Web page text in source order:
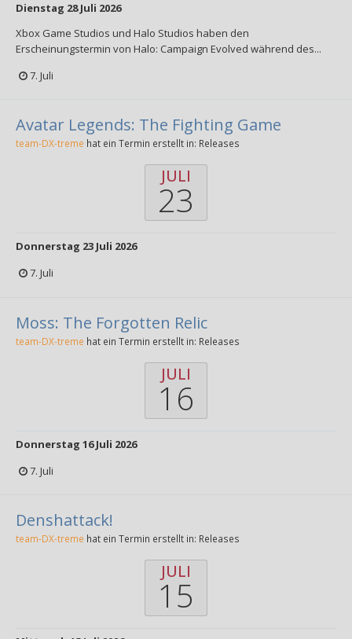
Dienstag 28 Juli 2026
Xbox Game Studios und Halo Studios haben den
Erscheinungstermin von Halo: Campaign Evolved während des...
7. Juli
Avatar Legends: The Fighting Game
team-DX-treme hat ein Termin erstellt in: Releases
JULI
23
Donnerstag 23 Juli 2026
7. Juli
Moss: The Forgotten Relic
team-DX-treme hat ein Termin erstellt in: Releases
JULI
16
Donnerstag 16 Juli 2026
7. Juli
Denshattack!
team-DX-treme hat ein Termin erstellt in: Releases
JULI
15